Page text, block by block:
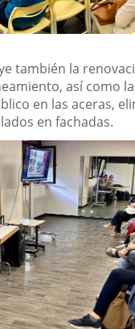
también la
así como
en las aceras,
en fachadas.